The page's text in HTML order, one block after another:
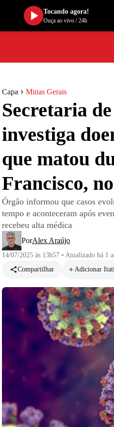
Capa Minas Gerais
Secretaria
investiga
que matou
Francisco,
Órgão informou que casos
tempo e aconteceram após
recebeu alta médica
PorAlex Araújo
14/07/2025 às 13h57 • Atualizado há 1
Compartilhar
Adicionar
Tocando agora!
Ouça ao vivo/24h